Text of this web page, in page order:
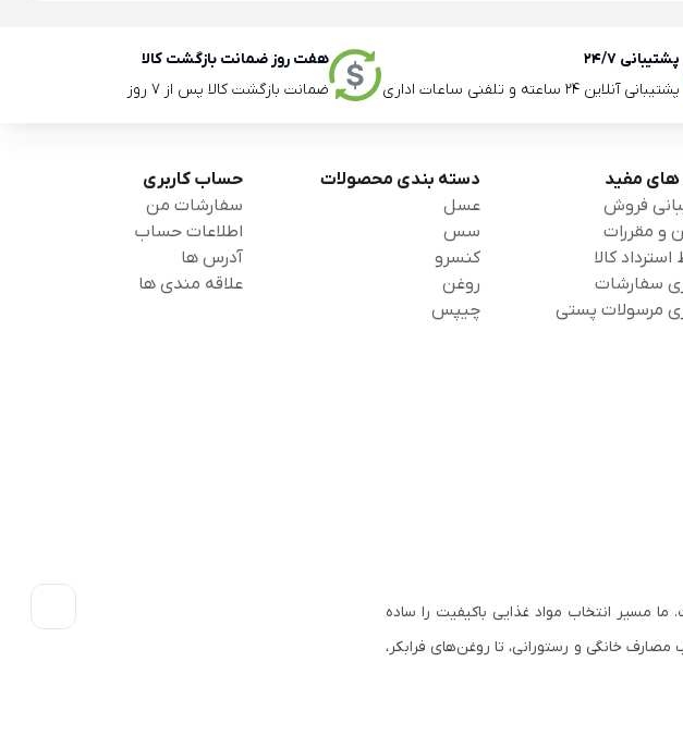
پشتیبانی 24/7
پشتیبانی آنلاین 24 ساعته و تلفنی ساعات اداری
هفت روز ضمانت بازگشت کالا
ضمانت بازگشت کالا پس از 7 روز
های مفید
فروش
و مقررات
استرداد کالا
سفارشات
مرسولات پستی
دسته بندی محصولات
عسل
سس
کنسرو
روغن
چیپس
حساب کاربری
سفارشات من
اطلاعات حساب
آدرس ها
علاقه مندی ها
مسیر انتخاب مواد غذایی باکیفیت را ساده
خانگی و رستورانی، تا روغن‌های فرابکر،